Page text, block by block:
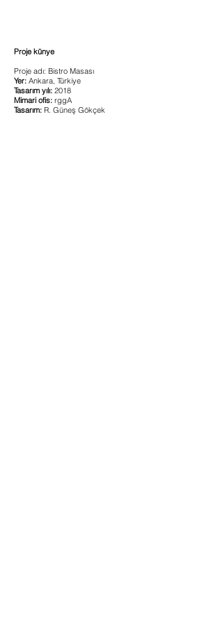
Proje künye
Proje adı: Bistro Masası
Yer: Ankara, Türkiye
Tasarım yılı: 2018
Mimari ofis: rggA
Tasarım: R. Güneş Gökçek